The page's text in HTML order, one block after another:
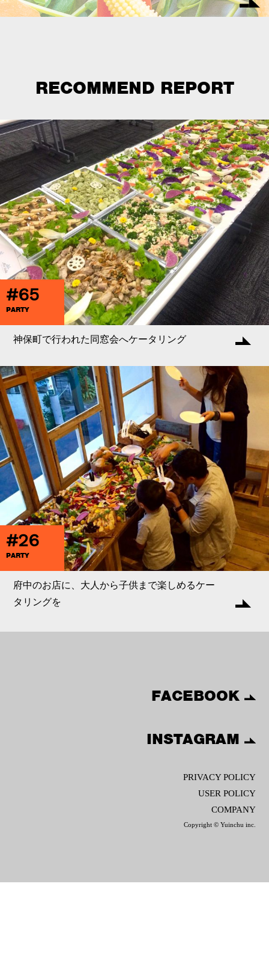
RECOMMEND REPORT
#65
PARTY
神保町で行われた同窓会へケータリング
#26
PARTY
府中のお店に、大人から子供まで楽しめるケー
タリングを
FACEBOOK
INSTAGRAM
PRIVACY POLICY
USER POLICY
COMPANY
Copyright © Yuinchu inc.